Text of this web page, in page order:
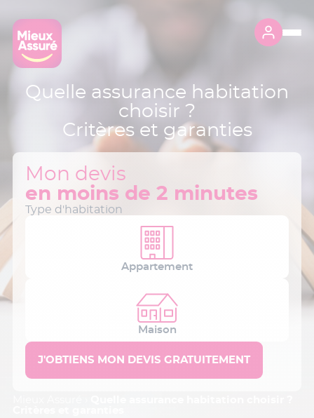
Quelle assurance habitation
choisir ?
Critères et garanties
Mon devis
en moins de 2 minutes
Type d'habitation
Appartement
Maison